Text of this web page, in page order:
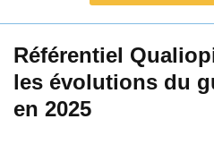
Référentiel
les évolutions du
en 2025